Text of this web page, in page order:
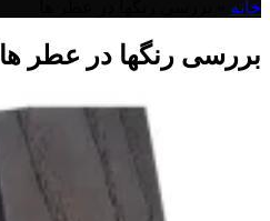
خانه
بررسی رنگها در عطر ها